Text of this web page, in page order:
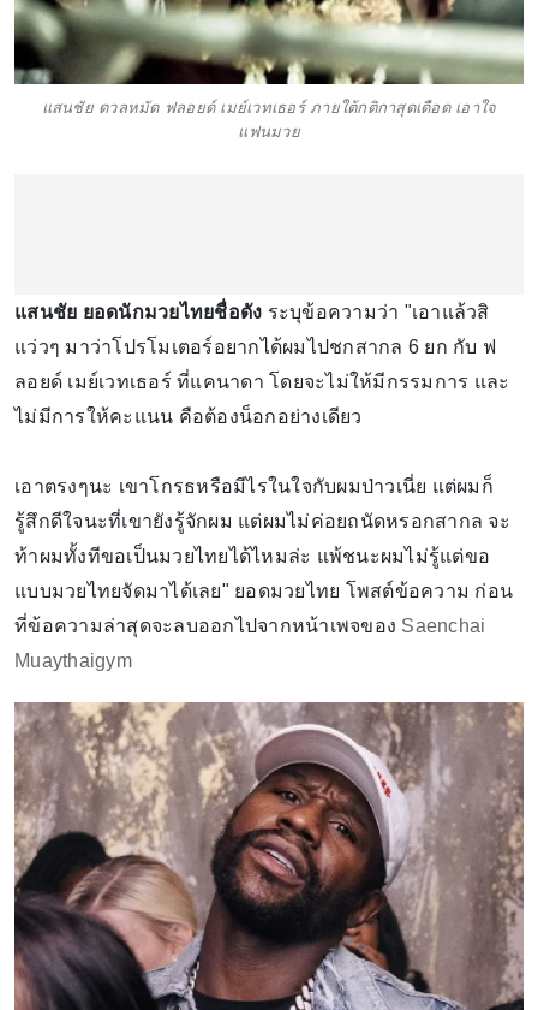
แสนชัย ดวลหมัด ฟลอยด์ เมย์เวทเธอร์ ภายใต้กติกาสุดเดือด เอาใจ
แฟนมวย
แสนชัย ยอดนักมวยไทยชื่อดัง ระบุข้อความว่า "เอาแล้วสิ
แว่วๆ มาว่าโปรโมเตอร์อยากได้ผมไปชกสากล 6 ยก กับ ฟ
ลอยด์ เมย์เวทเธอร์ ที่แคนาดา โดยจะไม่ให้มีกรรมการ และ
ไม่มีการให้คะแนน คือต้องน็อกอย่างเดียว
เอาตรงๆนะ เขาโกรธหรือมีไรในใจกับผมป่าวเนี่ย แต่ผมก็
รู้สึกดีใจนะที่เขายังรู้จักผม แต่ผมไม่ค่อยถนัดหรอกสากล จะ
ท้าผมทั้งทีขอเป็นมวยไทยได้ไหมล่ะ แพ้ชนะผมไม่รู้แต่ขอ
แบบมวยไทยจัดมาได้เลย" ยอดมวยไทย โพสต์ข้อความ ก่อน
ที่ข้อความล่าสุดจะลบออกไปจากหน้าเพจของ Saenchai
Muaythaigym